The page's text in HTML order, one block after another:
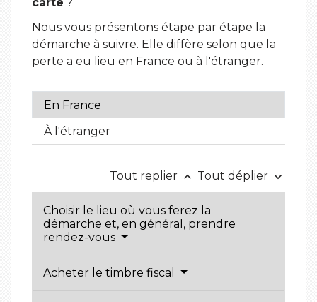
Nous vous présentons étape par étape la
démarche à suivre. Elle diffère selon que la
perte a eu lieu en France ou à l'étranger.
En France
À l'étranger
Tout replier keyboard_arrow_up Tout déplier keyboard_arrow_down
Choisir le lieu où vous ferez la
démarche et, en général, prendre
rendez-vous
Acheter le timbre fiscal